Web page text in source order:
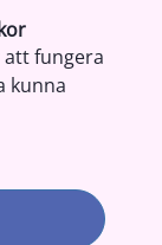
fungera
kunna